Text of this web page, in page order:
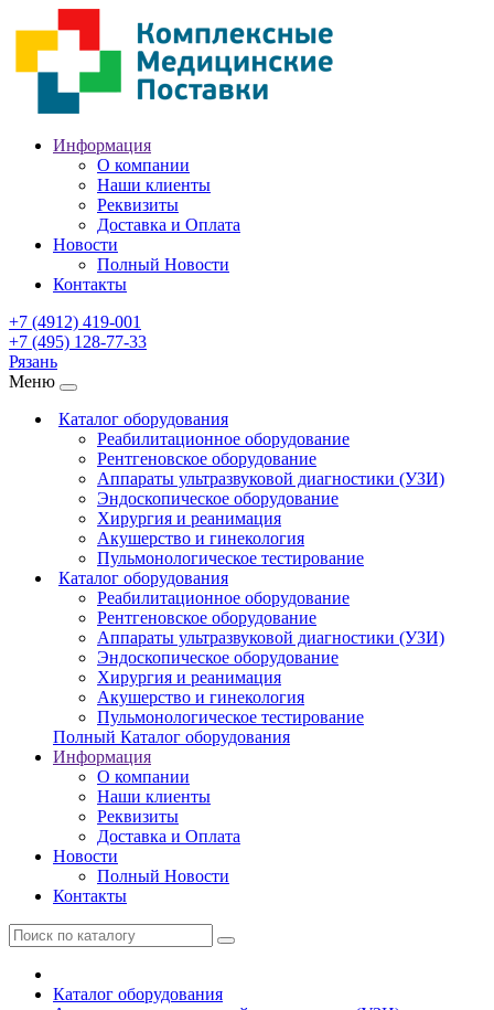
Информация
О компании
Наши клиенты
Реквизиты
Доставка и Оплата
Новости
Полный Новости
Контакты
+7 (4912) 419-001
+7 (495) 128-77-33
Рязань
Меню
Каталог оборудования
Реабилитационное оборудование
Рентгеновское оборудование
Аппараты ультразвуковой диагностики (УЗИ)
Эндоскопическое оборудование
Хирургия и реанимация
Акушерство и гинекология
Пульмонологическое тестирование
Каталог оборудования
Реабилитационное оборудование
Рентгеновское оборудование
Аппараты ультразвуковой диагностики (УЗИ)
Эндоскопическое оборудование
Хирургия и реанимация
Акушерство и гинекология
Пульмонологическое тестирование
Полный Каталог оборудования
Информация
О компании
Наши клиенты
Реквизиты
Доставка и Оплата
Новости
Полный Новости
Контакты
Каталог оборудования